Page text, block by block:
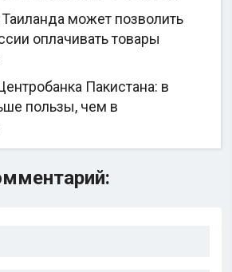
может позволить
оплачивать товары
Пакистана: в
пользы, чем в